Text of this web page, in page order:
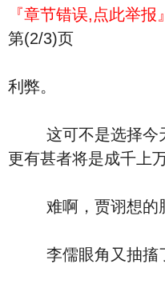
『章节错误,点此举报』
第(2/3)页
利弊。
这可不是选择今天
更有甚者将是成千
难啊，贾诩想的脑
李儒眼角又抽搐了